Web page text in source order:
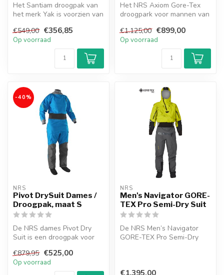
Het Santiam droogpak van
het merk Yak is voorzien van
manc...
€549,00 €356,85
Op voorraad
Het NRS Axiom Gore-Tex
droogpark voor mannen van
mode...
€1.125,00 €899,00
Op voorraad
-40%
NRS
Pivot DrySuit Dames /
Droogpak, maat S
De NRS dames Pivot Dry
Suit is een droogpak voor
rug.
€879,95 €525,00
Op voorraad
NRS
Men's Navigator GORE-
TEX Pro Semi-Dry Suit
De NRS Men’s Navigator
GORE-TEX Pro Semi-Dry
€1.395,00